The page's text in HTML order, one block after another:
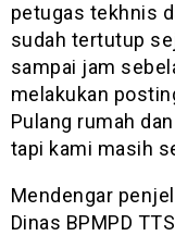
petugas tekhnis
sudah tertutup
sampai jam
melakukan
Pulang rumah
tapi kami masih
Mendengar
Dinas BPMPD